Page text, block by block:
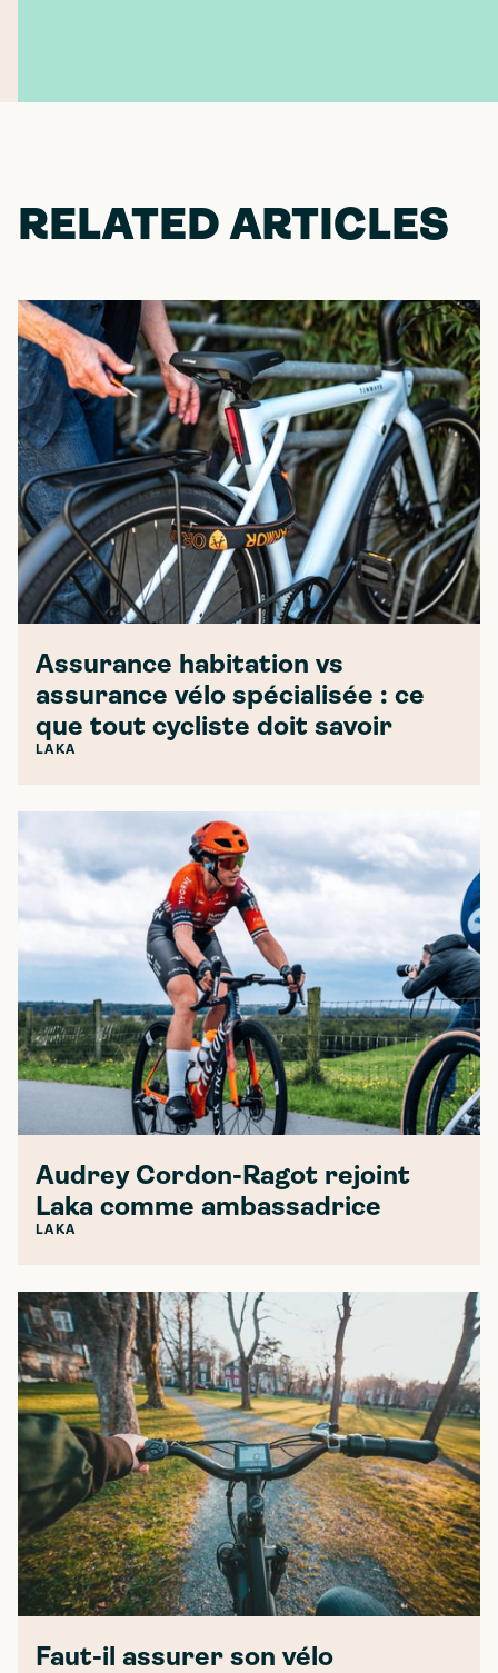
RELATED ARTICLES
Assurance habitation vs
assurance vélo spécialisée : ce
que tout cycliste doit savoir
LAKA
Audrey Cordon-Ragot rejoint
Laka comme ambassadrice
LAKA
Faut-il assurer son vélo